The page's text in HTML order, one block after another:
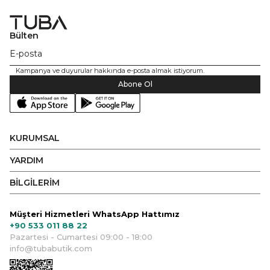
Bülten
Kampanya ve duyurular hakkında e-posta almak istiyorum.
Abone Ol
KURUMSAL
YARDIM
BİLGİLERİM
Müşteri Hizmetleri WhatsApp Hattımız
+90 533 011 88 22
Pazartesi - Cumartesi 09:00 - 18:00
info@tubabutik.com